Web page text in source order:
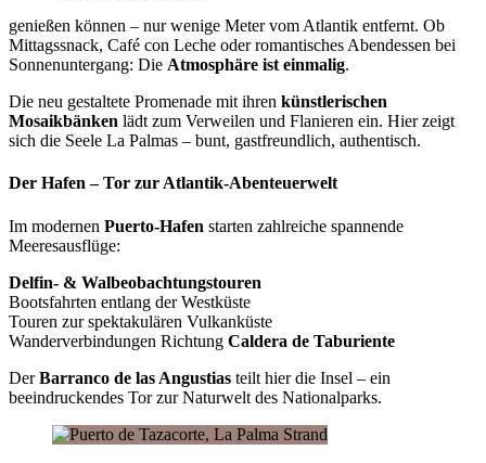
genießen können – nur wenige Meter vom Atlantik entfernt. Ob
Mittagssnack, Café con Leche oder romantisches Abendessen bei
Sonnenuntergang: Die Atmosphäre ist einmalig.
Die neu gestaltete Promenade mit ihren künstlerischen
Mosaikbänken lädt zum Verweilen und Flanieren ein. Hier zeigt
sich die Seele La Palmas – bunt, gastfreundlich, authentisch.
Der Hafen – Tor zur Atlantik-Abenteuerwelt
Im modernen Puerto-Hafen starten zahlreiche spannende
Meeresausflüge:
Delfin- & Walbeobachtungstouren
Bootsfahrten entlang der Westküste
Touren zur spektakulären Vulkanküste
Wanderverbindungen Richtung Caldera de Taburiente
DerBarranco de las Angustias teilt hier die Insel – ein
beeindruckendes Tor zur Naturwelt des Nationalparks.